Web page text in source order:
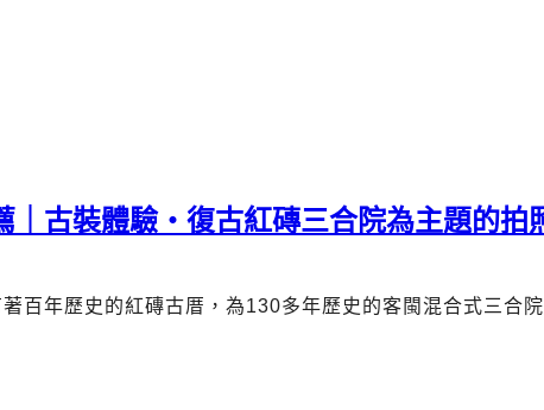
｜古裝體驗・復古紅磚三合院為主題的拍
百年歷史的紅磚古厝，為130多年歷史的客閩混合式三合院